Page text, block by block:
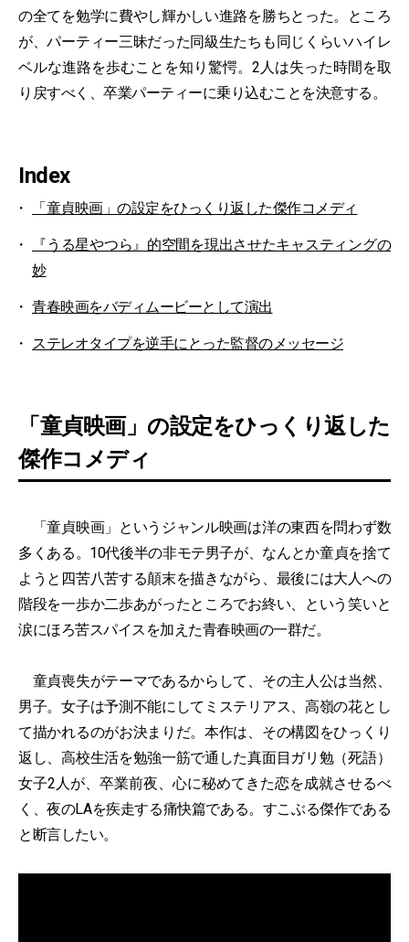
の全てを勉学に費やし輝かしい進路を勝ちとった。ところ
が、パーティー三昧だった同級生たちも同じくらいハイレ
ベルな進路を歩むことを知り驚愕。2人は失った時間を取
り戻すべく、卒業パーティーに乗り込むことを決意する。
Index
「童貞映画」の設定をひっくり返した傑作コメディ
『うる星やつら』的空間を現出させたキャスティングの
妙
青春映画をバディムービーとして演出
ステレオタイプを逆手にとった監督のメッセージ
「童貞映画」の設定をひっくり返した
傑作コメディ
「童貞映画」というジャンル映画は洋の東西を問わず数
多くある。10代後半の非モテ男子が、なんとか童貞を捨て
ようと四苦八苦する顛末を描きながら、最後には大人への
階段を一歩か二歩あがったところでお終い、という笑いと
涙にほろ苦スパイスを加えた青春映画の一群だ。
童貞喪失がテーマであるからして、その主人公は当然、
男子。女子は予測不能にしてミステリアス、高嶺の花とし
て描かれるのがお決まりだ。本作は、その構図をひっくり
返し、高校生活を勉強一筋で通した真面目ガリ勉（死語）
女子2人が、卒業前夜、心に秘めてきた恋を成就させるべ
く、夜のLAを疾走する痛快篇である。すこぶる傑作である
と断言したい。